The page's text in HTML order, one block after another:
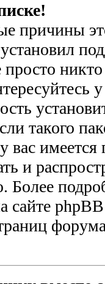
причины
такого
вас имеется
и
Более
сайте